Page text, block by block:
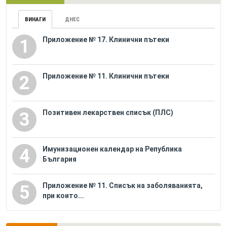
ВИНАГИ ДНЕС
1 Приложение № 17. Клинични пътеки
2 Приложение № 11. Клинични пътеки
3 Позитивен лекарствен списък (ПЛС)
4
Имунизационен календар на Република
България
5
Приложение № 11. Списък на заболяванията,
при които...